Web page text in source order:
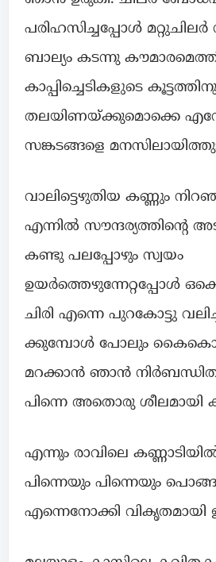
പരിഹസിച്ചപ്പോൾ
ബാല്യം കടന്നു
കാപ്പിച്ചെടികളുടെ
തലയിണയ്ക്കുമൊക്കെ
സങ്കടങ്ങളെ
വാലിട്ടെഴുതിയ കണ്ണും
എന്നിൽ സൗന്ദര്യത്തിന്റെ
കണ്ടു പലപ്പോഴും സ്വയം
ഉയർത്തെഴുന്നേറ്റപ്പോൾ
ചിരി എന്നെ പുറകോട്ടു
ക്കുമ്പോൾ പോലും
മറക്കാൻ ഞാൻ
പിന്നെ അതൊരു ശീലമായി
എന്നും രാവിലെ
പിന്നെയും പിന്നെയും
എന്നെനോക്കി വികൃതമായി